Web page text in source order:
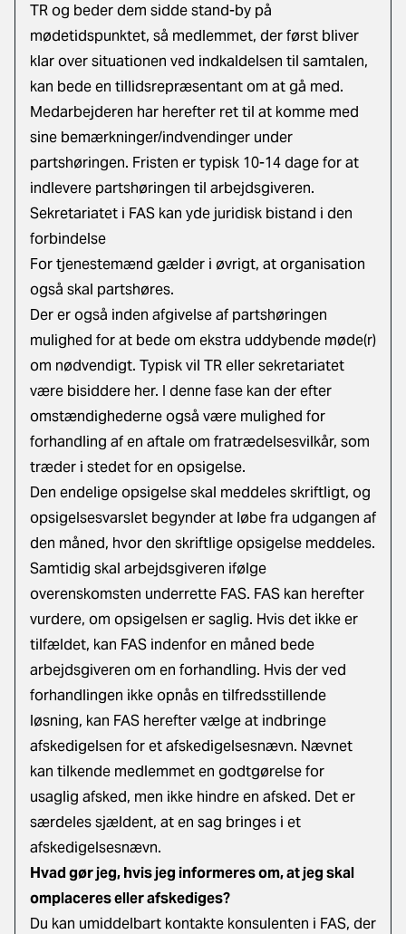
TR og beder dem sidde stand-by på
mødetidspunktet, så medlemmet, der først bliver
klar over situationen ved indkaldelsen til samtalen,
kan bede en tillidsrepræsentant om at gå med.
Medarbejderen har herefter ret til at komme med
sine bemærkninger/indvendinger under
partshøringen. Fristen er typisk 10-14 dage for at
indlevere partshøringen til arbejdsgiveren.
Sekretariatet i FAS kan yde juridisk bistand i den
forbindelse
For tjenestemænd gælder i øvrigt, at organisation
også skal partshøres.
Der er også inden afgivelse af partshøringen
mulighed for at bede om ekstra uddybende møde(r)
om nødvendigt. Typisk vil TR eller sekretariatet
være bisiddere her. I denne fase kan der efter
omstændighederne også være mulighed for
forhandling af en aftale om fratrædelsesvilkår, som
træder i stedet for en opsigelse.
Den endelige opsigelse skal meddeles skriftligt, og
opsigelsesvarslet begynder at løbe fra udgangen af
den måned, hvor den skriftlige opsigelse meddeles.
Samtidig skal arbejdsgiveren ifølge
overenskomsten underrette FAS. FAS kan herefter
vurdere, om opsigelsen er saglig. Hvis det ikke er
tilfældet, kan FAS indenfor en måned bede
arbejdsgiveren om en forhandling. Hvis der ved
forhandlingen ikke opnås en tilfredsstillende
løsning, kan FAS herefter vælge at indbringe
afskedigelsen for et afskedigelsesnævn. Nævnet
kan tilkende medlemmet en godtgørelse for
usaglig afsked, men ikke hindre en afsked. Det er
særdeles sjældent, at en sag bringes i et
afskedigelsesnævn.
Hvad gør jeg, hvis jeg informeres om, at jeg skal
omplaceres eller afskediges?
Du kan umiddelbart kontakte konsulenten i FAS, der